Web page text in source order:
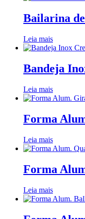
Bailarina
Leia mais
Bandeja
Leia mais
Forma
Leia mais
Forma
Leia mais